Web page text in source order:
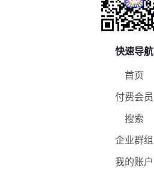
快速导航
首页
付费会员
搜索
企业群组
我的账户